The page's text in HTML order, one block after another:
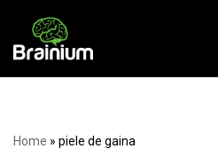
Skip
Home » piele de gaina